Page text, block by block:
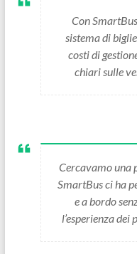
Con
sistema di
costi di
chiari sulle
Cercavamo una
SmartBus ci ha
e a bordo
l’esperienza dei